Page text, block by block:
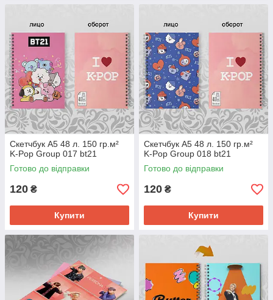
Скетчбук А5 48 л. 150 гр.м²
K-Pop Group 017 bt21
Готово до відправки
120 ₴
Купити
Скетчбук А5 48 л. 150 гр.м²
K-Pop Group 018 bt21
Готово до відправки
120 ₴
Купити